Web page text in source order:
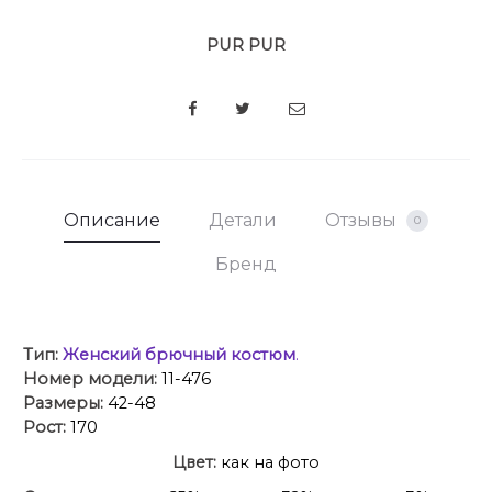
PUR PUR
SHARE
Описание Детали Отзывы 0
Бренд
Тип: Женский брючный костюм.
Номер модели: 11-476
Размеры: 42-48
Рост: 170
Цвет: как на фото